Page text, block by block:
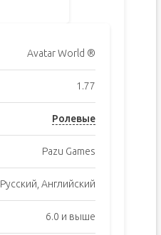
Avatar World ®
1.77
Ролевые
Pazu Games
Русский, Английский
6.0 и выше